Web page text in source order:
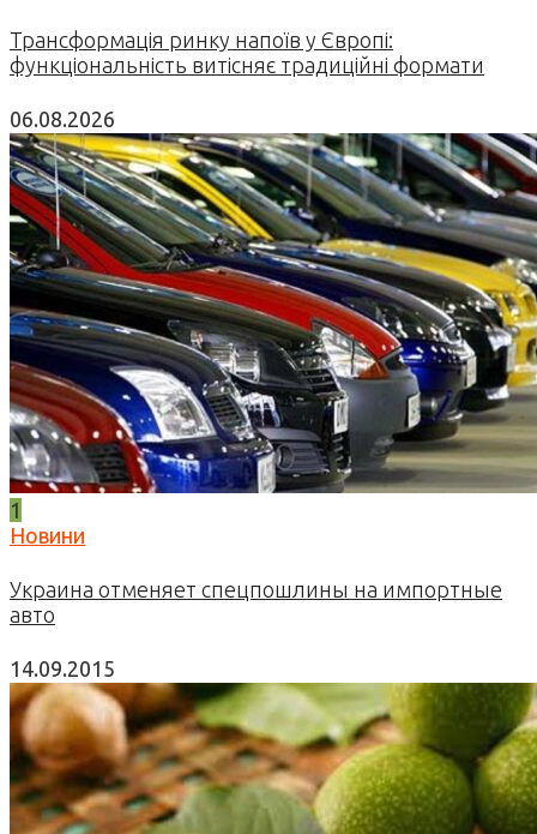
Трансформація ринку напоїв у Європі:
функціональність витісняє традиційні формати
06.08.2026
1
Новини
Украина отменяет спецпошлины на импортные
авто
14.09.2015